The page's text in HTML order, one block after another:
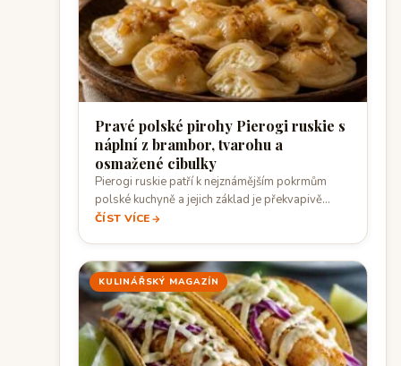
Pravé polské pirohy Pierogi ruskie s
náplní z brambor, tvarohu a
osmažené cibulky
Pierogi ruskie patří k nejznámějším pokrmům
polské kuchyně a jejich základ je překvapivě
jednoduchý:…
ČÍST VÍCE
KULINÁŘSKÝ MAGAZÍN